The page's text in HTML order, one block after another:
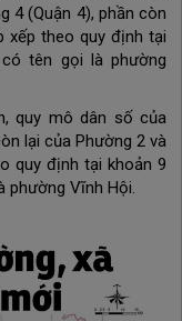
4 (Quận 4), phần còn
xếp theo quy định tại
tên gọi là phường
quy mô dân số của
lại của Phường 2 và
quy định tại khoản 9
phường Vĩnh Hội.